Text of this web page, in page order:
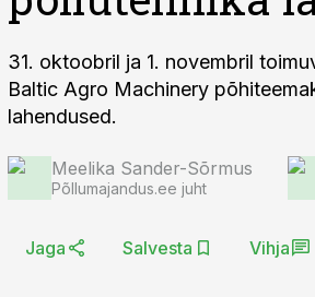
31. oktoobril ja 1. novembril
Baltic Agro Machinery
lahendused.
Meelika Sander-Sõrmus
Põllumajandus.ee juht
Jaga Salvesta Vihja